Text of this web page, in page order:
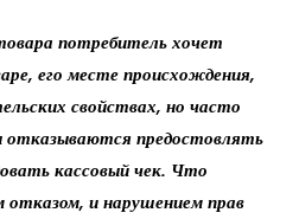
потребитель хочет
его месте происхождения,
свойствах, но часто
предостовлять
кассовый чек. Что
отказом, и нарушением прав